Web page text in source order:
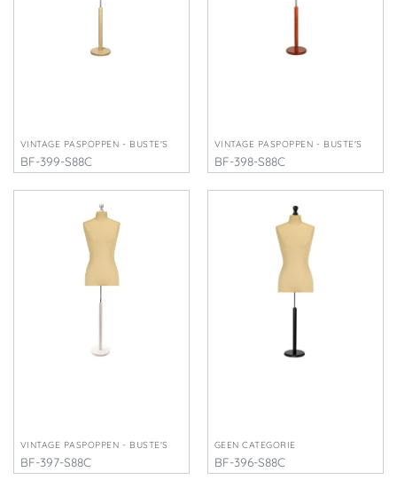
VINTAGE PASPOPPEN - BUSTE'S
BF-399-S88C
€220,00
VINTAGE PASPOPPEN - BUSTE'S
BF-398-S88C
€220,00
VINTAGE PASPOPPEN - BUSTE'S
BF-397-S88C
€225,00
GEEN CATEGORIE
BF-396-S88C
€225,00